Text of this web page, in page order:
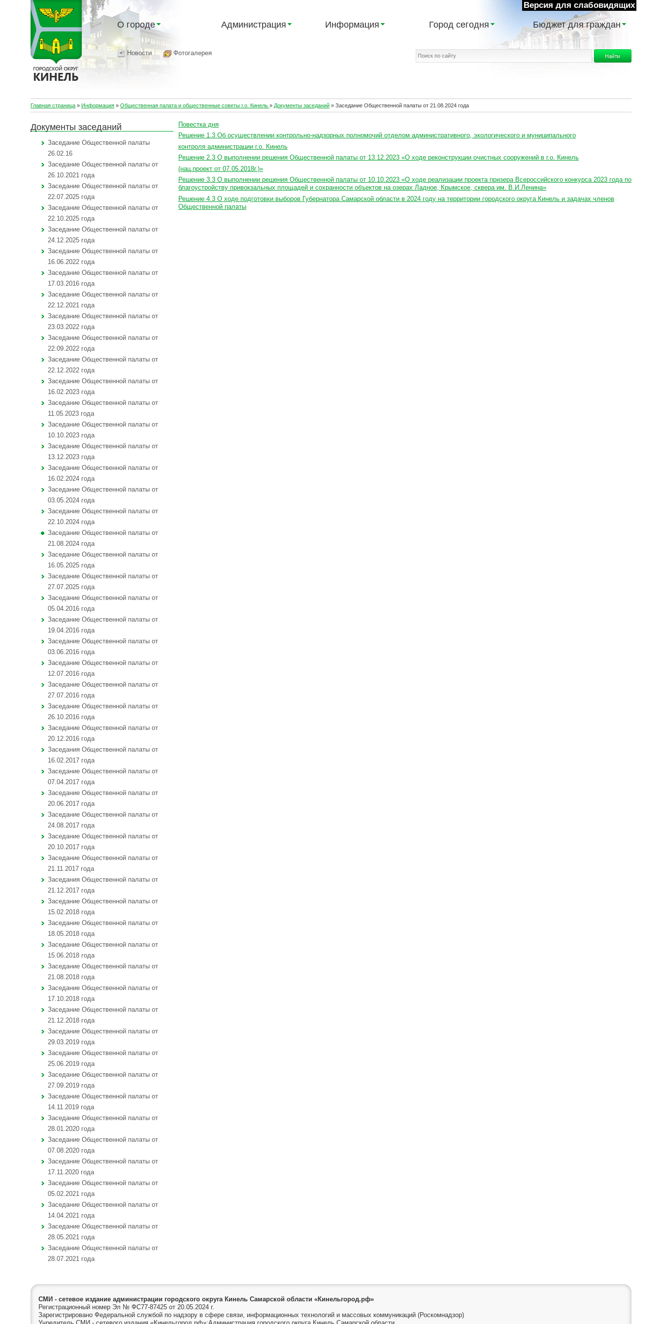
Версия для слабовидящих
О городе Администрация Информация Город сегодня Бюджет для граждан
Новости Фотогалерея
Главная страница » Информация » Общественная палата и общественные советы г.о. Кинель » Документы заседаний » Заседание Общественной палаты от 21.08.2024 года
Документы заседаний
Заседание Общественной палаты
26.02.16
Заседание Общественной палаты от
26.10.2021 года
Заседание Общественной палаты от
22.07.2025 года
Заседание Общественной палаты от
22.10.2025 года
Заседание Общественной палаты от
24.12.2025 года
Заседание Общественной палаты от
16.06.2022 года
Заседание Общественной палаты от
17.03.2016 года
Заседание Общественной палаты от
22.12.2021 года
Заседание Общественной палаты от
23.03.2022 года
Заседание Общественной палаты от
22.09.2022 года
Заседание Общественной палаты от
22.12.2022 года
Заседание Общественной палаты от
16.02.2023 года
Заседание Общественной палаты от
11.05.2023 года
Заседание Общественной палаты от
10.10.2023 года
Заседание Общественной палаты от
13.12.2023 года
Заседание Общественной палаты от
16.02.2024 года
Заседание Общественной палаты от
03.05.2024 года
Заседание Общественной палаты от
22.10.2024 года
Заседание Общественной палаты от
21.08.2024 года
Заседание Общественной палаты от
16.05.2025 года
Заседание Общественной палаты от
27.07.2025 года
Заседание Общественной палаты от
05.04.2016 года
Заседание Общественной палаты от
19.04.2016 года
Заседание Общественной палаты от
03.06.2016 года
Заседание Общественной палаты от
12.07.2016 года
Заседание Общественной палаты от
27.07.2016 года
Заседание Общественной палаты от
26.10.2016 года
Заседание Общественной палаты от
20.12.2016 года
Заседания Общественной палаты от
16.02.2017 года
Заседание Общественной палаты от
07.04.2017 года
Заседание Общественной палаты от
20.06.2017 года
Заседание Общественной палаты от
24.08.2017 года
Заседание Общественной палаты от
20.10.2017 года
Заседание Общественной палаты от
21.11.2017 года
Заседания Общественной палаты от
21.12.2017 года
Заседание Общественной палаты от
15.02.2018 года
Заседание Общественной палаты от
18.05.2018 года
Заседание Общественной палаты от
15.06.2018 года
Заседание Общественной палаты от
21.08.2018 года
Заседание Общественной палаты от
17.10.2018 года
Заседание Общественной палаты от
21.12.2018 года
Заседание Общественной палаты от
29.03.2019 года
Заседание Общественной палаты от
25.06.2019 года
Заседание Общественной палаты от
27.09.2019 года
Заседание Общественной палаты от
14.11.2019 года
Заседание Общественной палаты от
28.01.2020 года
Заседание Общественной палаты от
07.08.2020 года
Заседание Общественной палаты от
17.11.2020 года
Заседание Общественной палаты от
05.02.2021 года
Заседание Общественной палаты от
14.04.2021 года
Заседание Общественной палаты от
28.05.2021 года
Заседание Общественной палаты от
28.07.2021 года
Повестка дня
Решение 1.3 Об осуществлении контрольно-надзорных полномочий отделом административного, экологического и муниципального
контроля администрации г.о. Кинель
Решение 2.3 О выполнении решения Общественной палаты от 13.12.2023 «О ходе реконструкции очистных сооружений в г.о. Кинель
(нац.проект от 07.05.2018г.)»
Решение 3.3 О выполнении решения Общественной палаты от 10.10.2023 «О ходе реализации проекта призера Всероссийского конкурса 2023 года по
благоустройству привокзальных площадей и сохранности объектов на озерах Ладное, Крымское, сквера им. В.И.Ленина»
Решение 4.3 О ходе подготовки выборов Губернатора Самарской области в 2024 году на территории городского округа Кинель и задачах членов
Общественной палаты
СМИ - сетевое издание администрации городского округа Кинель Самарской области «Кинельгород.рф»
Регистрационный номер Эл № ФС77-87425 от 20.05.2024 г.
Зарегистрировано Федеральной службой по надзору в сфере связи, информационных технологий и массовых коммуникаций (Роскомнадзор)
Учредитель СМИ - сетевого издания «Кинельгород.рф»:Администрация городского округа Кинель Самарской области